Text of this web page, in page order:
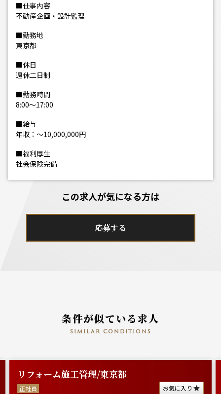
■仕事内容
不動産企画・設計監理
■勤務地
東京都
■休日
週休二日制
■勤務時間
8:00～17:00
■給与
年収：～10,000,000円
■福利厚生
社会保険完備
この求人が気になる方は
応募する
条件が似ている求人
similar conditions
リフォーム施工管理/東京都
正社員 お気に入り